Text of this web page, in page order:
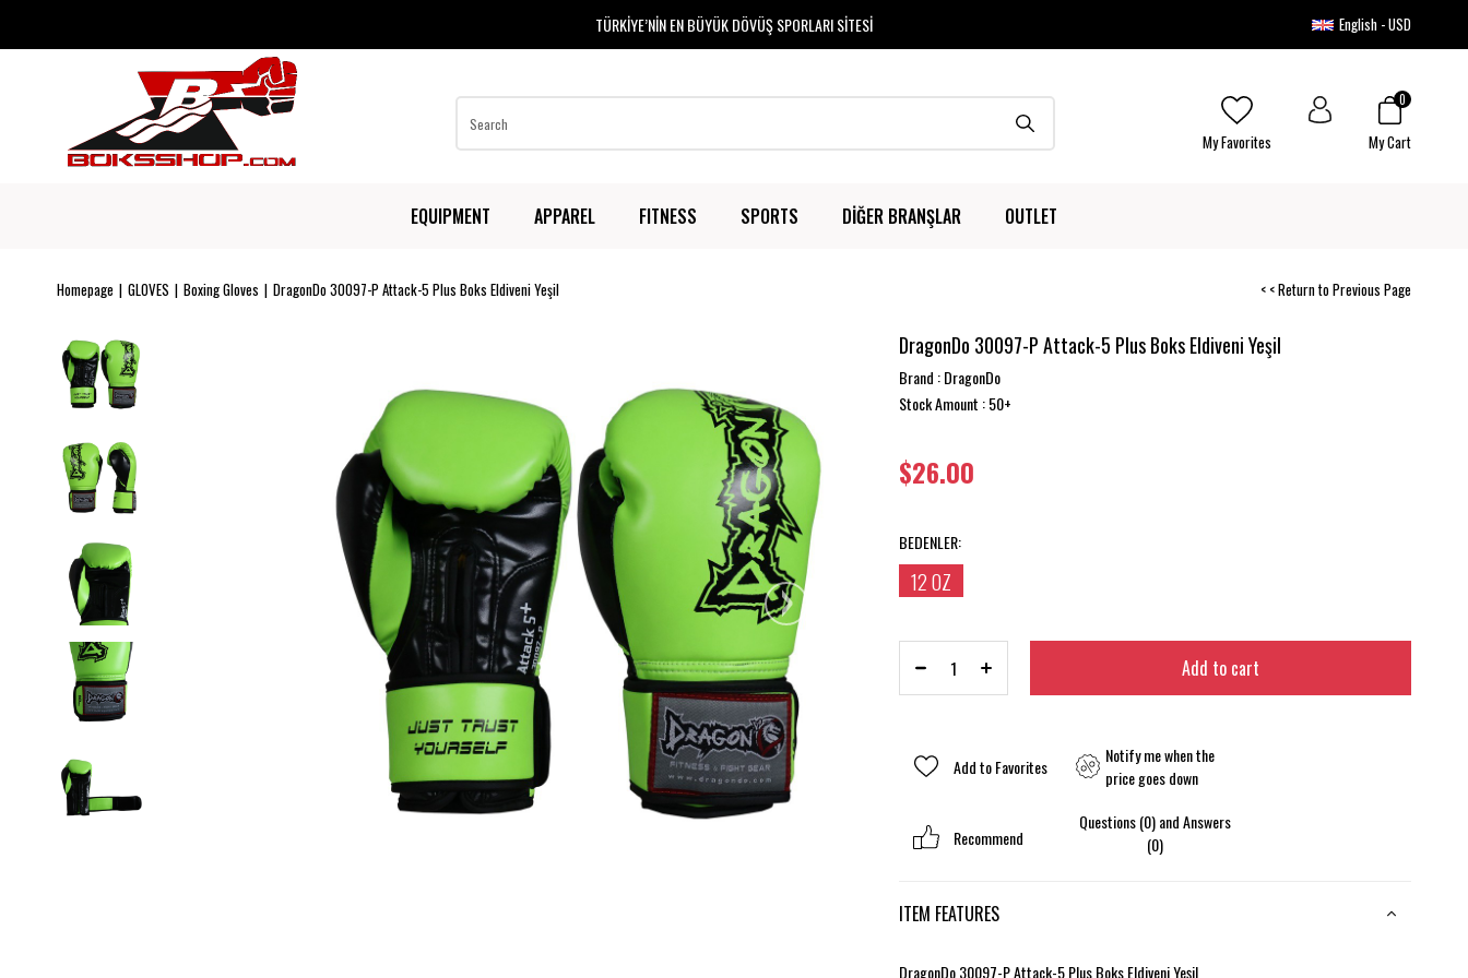
TÜRKİYE’NİN EN BÜYÜK DÖVÜŞ SPORLARI SİTESİ English - USD
My Cart
0
My Favorites
EQUIPMENT APPAREL FITNESS SPORTS DİĞER BRANŞLAR OUTLET
Homepage GLOVES Boxing Gloves DragonDo 30097-P Attack-5 Plus Boks Eldiveni Yeşil < < Return to Previous Page
›
DragonDo 30097-P Attack-5 Plus Boks Eldiveni Yeşil
Brand :DragonDo
Stock Amount :
$26.00
BEDENLER:
12 OZ
Add to Favorites
Notify me when the
price goes down
Recommend
Questions (0) and Answers
(0)
ITEM FEATURES
DragonDo 30097-P Attack-5 Plus Boks Eldiveni Yeşil